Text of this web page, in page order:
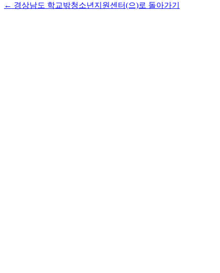
← 경상남도 학교밖청소년지원센터(으)로 돌아가기